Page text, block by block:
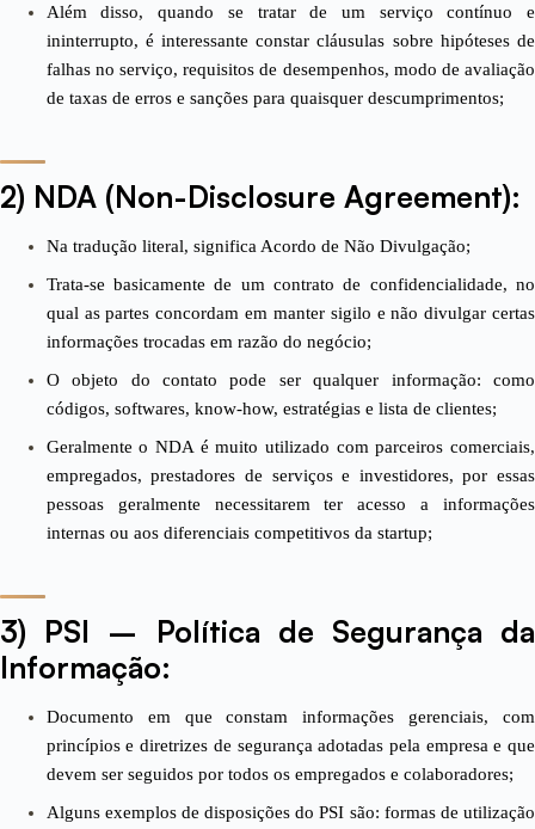
Além disso, quando se tratar de um serviço contínuo e
ininterrupto, é interessante constar cláusulas sobre hipóteses de
falhas no serviço, requisitos de desempenhos, modo de avaliação
de taxas de erros e sanções para quaisquer descumprimentos;
2) NDA (Non-Disclosure Agreement):
Na tradução literal, significa Acordo de Não Divulgação;
Trata-se basicamente de um contrato de confidencialidade, no
qual as partes concordam em manter sigilo e não divulgar certas
informações trocadas em razão do negócio;
O objeto do contato pode ser qualquer informação: como
códigos, softwares, know-how, estratégias e lista de clientes;
Geralmente o NDA é muito utilizado comparceiros comerciais,
empregados,prestadores de serviçose investidores, por essas
pessoas geralmente necessitarem ter acesso a informações
internas ou aos diferenciais competitivos da startup;
3) PSI – Política de Segurança da
Informação:
Documento em que constam informações gerenciais, com
princípios e diretrizes de segurança adotadas pela empresa e que
devem ser seguidos por todos os empregados e colaboradores;
Alguns exemplos de disposições do PSI são: formas de utilização